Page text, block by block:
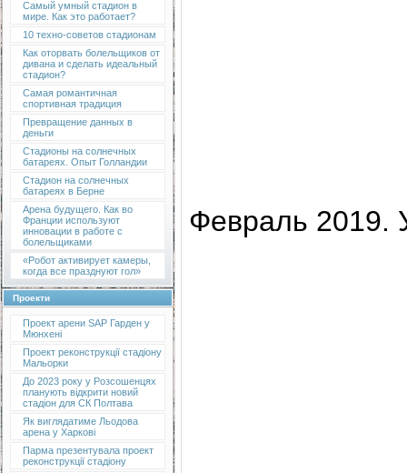
Самый умный стадион в
мире. Как это работает?
10 техно-советов стадионам
Как оторвать болельщиков от
дивана и сделать идеальный
стадион?
Самая романтичная
спортивная традиция
Превращение данных в
деньги
Стадионы на солнечных
батареях. Опыт Голландии
Стадион на солнечных
батареях в Берне
Арена будущего. Как во
Франции используют
инновации в работе с
болельщиками
«Робот активирует камеры,
когда все празднуют гол»
Проекти
Проект арени SAP Гарден у
Мюнхені
Проект реконструкції стадіону
Мальорки
До 2023 року у Розсошенцях
планують відкрити новий
стадіон для СК Полтава
Як виглядатиме Льодова
арена у Харкові
Парма презентувала проект
реконструкції стадіону
Февраль 2019.